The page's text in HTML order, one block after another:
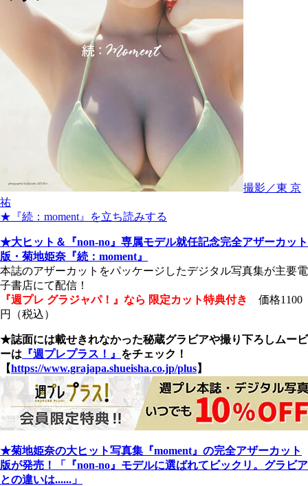
撮影／東 京
祐
★『続：moment』を立ち読みする
★大ヒット＆『non-no』専属モデル就任記念完全アザーカット
版・菊地姫奈『続：moment』
本誌のアザーカットをパッケージしたデジタル写真集が主要電
子書店にて配信！
『週プレ グラジャパ！』なら 限定カット特典付き
価格1100
円（税込）
★誌面には載せきれなかった秘蔵グラビアや撮り下ろしムービ
ーは 『週プレプラス！』 をチェック！
【https://www.grajapa.shueisha.co.jp/plus】
★菊地姫奈の大ヒット写真集『moment』の完全アザーカット
版が発売！「『non-no』モデルに選ばれてビックリ。グラビア
との違いは......」